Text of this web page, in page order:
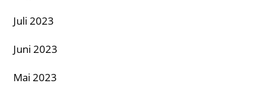
Juli 2023
Juni 2023
Mai 2023